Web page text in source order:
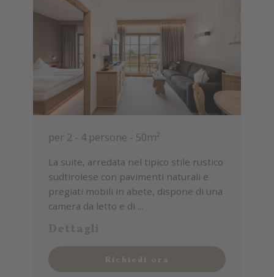
per 2 - 4 persone - 50m²
La suite, arredata nel tipico stile rustico
sudtirolese con pavimenti naturali e
pregiati mobili in abete, dispone di una
camera da letto e di ...
Dettagli
Richiedi ora